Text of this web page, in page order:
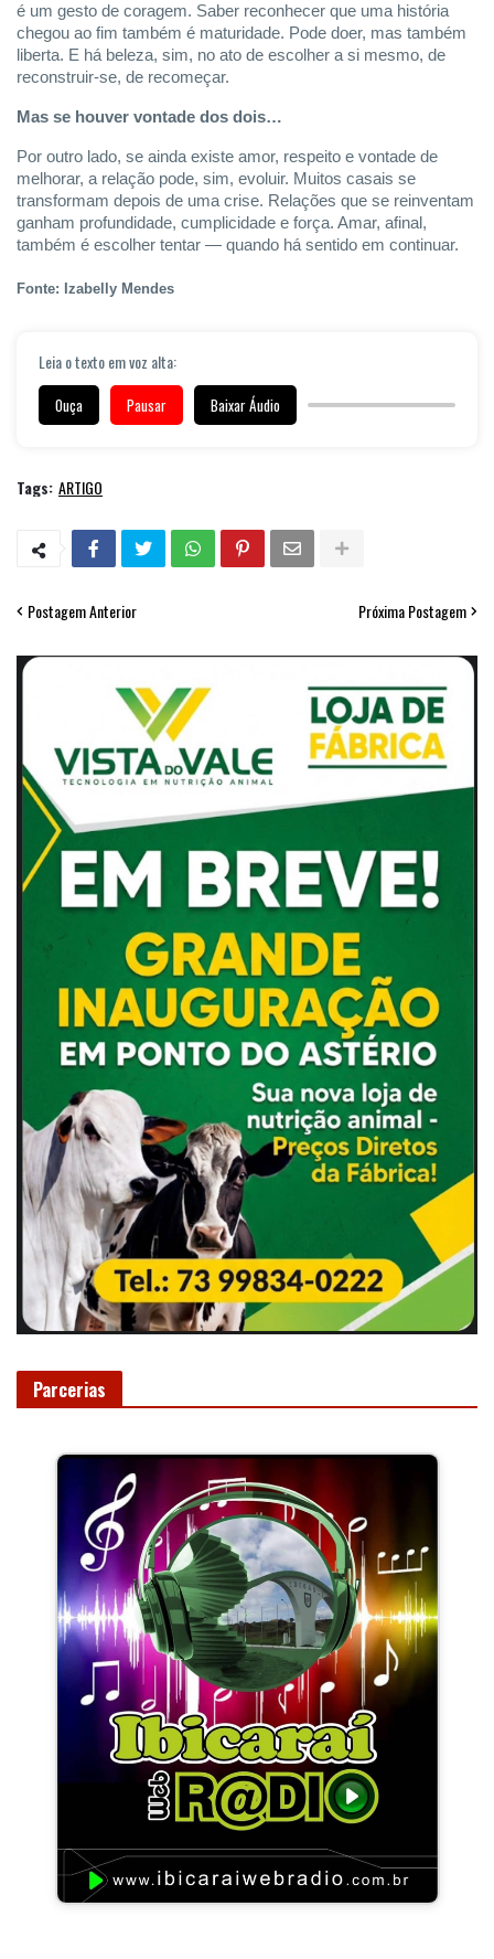
é um gesto de coragem. Saber reconhecer que uma história
chegou ao fim também é maturidade. Pode doer, mas também
liberta. E há beleza, sim, no ato de escolher a si mesmo, de
reconstruir-se, de recomeçar.
Mas se houver vontade dos dois…
Por outro lado, se ainda existe amor, respeito e vontade de
melhorar, a relação pode, sim, evoluir. Muitos casais se
transformam depois de uma crise. Relações que se reinventam
ganham profundidade, cumplicidade e força. Amar, afinal,
também é escolher tentar — quando há sentido em continuar.
Fonte: Izabelly Mendes
Leia o texto em voz alta:
Ouça Pausar Baixar Áudio
Tags: ARTIGO
Postagem Anterior Próxima Postagem
Parcerias